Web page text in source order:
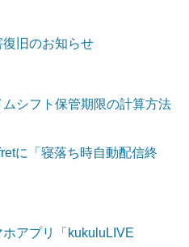
復旧のお知らせ
ムシフト保管期限の計算方法
に「寝落ち時自動配信終
ホアプリ「kukuluLIVE